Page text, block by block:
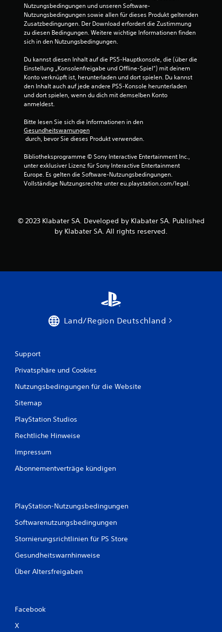
Nutzungsbedingungen und unseren Software-
Nutzungsbedingungen sowie allen für dieses Produkt geltenden
Zusatzbedingungen. Der Download erfordert die Zustimmung
zu diesen Bedingungen. Weitere wichtige Informationen finden
sich in den Nutzungsbedingungen.
Du kannst diesen Inhalt auf die PS5-Hauptkonsole, die (über die
Einstellung „Konsolenfreigabe und Offline-Spiel“) mit deinem
Konto verknüpft ist, herunterladen und dort spielen. Du kannst
den Inhalt auch auf jede andere PS5-Konsole herunterladen
und dort spielen, wenn du dich mit demselben Konto
anmeldest.
Bitte lesen Sie sich die Informationen in den
Gesundheitswarnungen
durch, bevor Sie dieses Produkt verwenden.
Bibliotheksprogramme © Sony Interactive Entertainment Inc.,
unter exklusiver Lizenz für Sony Interactive Entertainment
Europe. Es gelten die Software-Nutzungsbedingungen.
Vollständige Nutzungsrechte unter eu.playstation.com/legal.
© 2023 Klabater SA. Developed by Klabater SA. Published
by Klabater SA. All rights reserved.
Land/Region Deutschland
Support
Privatsphäre und Cookies
Nutzungsbedingungen für die Website
Sitemap
PlayStation Studios
Rechtliche Hinweise
Impressum
Abonnementverträge kündigen
PlayStation-Nutzungsbedingungen
Softwarenutzungsbedingungen
Stornierungsrichtlinien für PS Store
Gesundheitswarnhinweise
Über Altersfreigaben
Facebook
X